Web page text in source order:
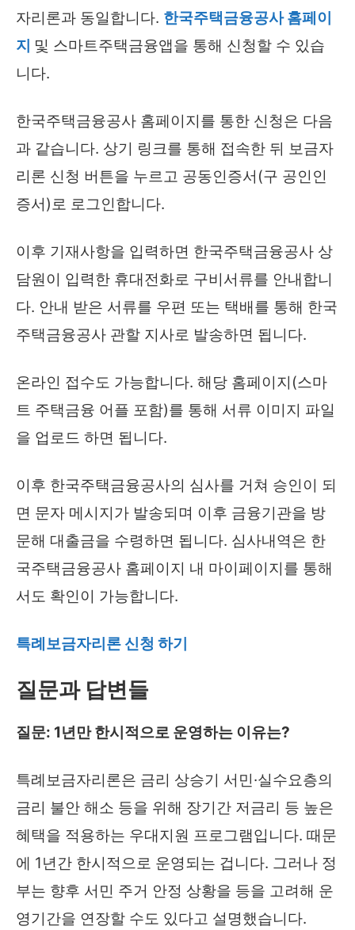
자리론과 동일합니다. 한국주택금융공사 홈페이
지 및 스마트주택금융앱을 통해 신청할 수 있습
니다.
한국주택금융공사 홈페이지를 통한 신청은 다음
과 같습니다. 상기 링크를 통해 접속한 뒤 보금자
리론 신청 버튼을 누르고 공동인증서(구 공인인
증서)로 로그인합니다.
이후 기재사항을 입력하면 한국주택금융공사 상
담원이 입력한 휴대전화로 구비서류를 안내합니
다. 안내 받은 서류를 우편 또는 택배를 통해 한국
주택금융공사 관할 지사로 발송하면 됩니다.
온라인 접수도 가능합니다. 해당 홈페이지(스마
트 주택금융 어플 포함)를 통해 서류 이미지 파일
을 업로드 하면 됩니다.
이후 한국주택금융공사의 심사를 거쳐 승인이 되
면 문자 메시지가 발송되며 이후 금융기관을 방
문해 대출금을 수령하면 됩니다. 심사내역은 한
국주택금융공사 홈페이지 내 마이페이지를 통해
서도 확인이 가능합니다.
특례보금자리론 신청 하기
질문과 답변들
질문: 1년만 한시적으로 운영하는 이유는?
특례보금자리론은 금리 상승기 서민·실수요층의
금리 불안 해소 등을 위해 장기간 저금리 등 높은
혜택을 적용하는 우대지원 프로그램입니다. 때문
에 1년간 한시적으로 운영되는 겁니다. 그러나 정
부는 향후 서민 주거 안정 상황을 등을 고려해 운
영기간을 연장할 수도 있다고 설명했습니다.